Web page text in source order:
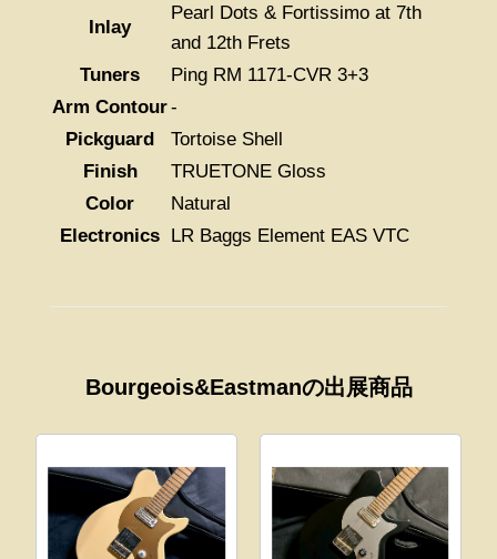
Inlay
Pearl Dots & Fortissimo at 7th
and 12th Frets
Tuners
Ping RM 1171-CVR 3+3
Arm Contour-
Pickguard
Tortoise Shell
Finish
TRUETONE Gloss
Color
Natural
Electronics LR Baggs Element EAS VTC
Bourgeois&Eastmanの出展商品